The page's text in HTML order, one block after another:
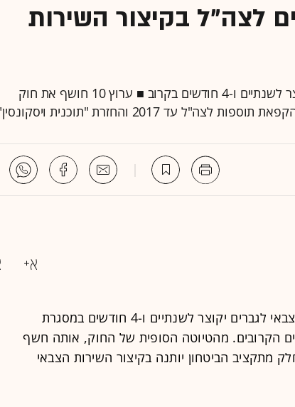
לצה"ל בקיצור השירות
כפי שנחשף ב"גלובס" השירות הצבאי לגברים יקוצר לשנתיים ו-4 חודשים בקרוב ■ ערוץ 10 חושף את חוק
2017 והחזרת "תוכנית ויסקונסין"
כפי שנחשף ב"גלובס", השירות הצבאי לגברים יקוצר לשנתיים ו-4 חודשים במסגרת
הקרובים. מהטיוטה הסופית של החוק, אותה חשף
10, עולה כי חלק מתקציב הביטחון יותנה בקיצור השירות הצבאי